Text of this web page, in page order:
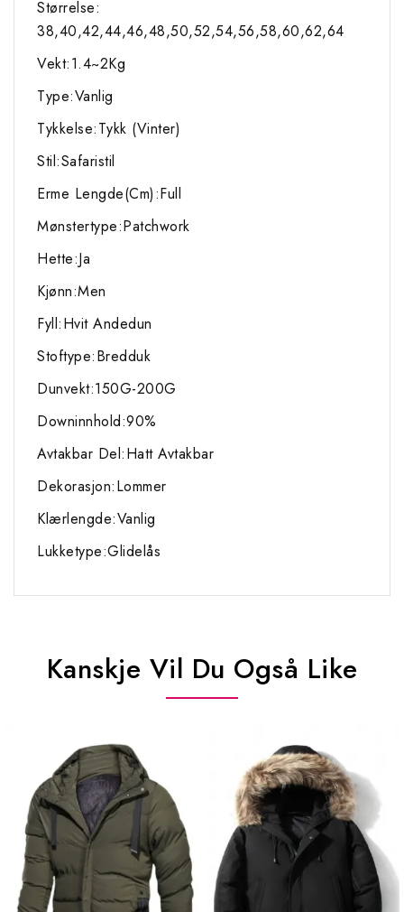
Størrelse:
38,40,42,44,46,48,50,52,54,56,58,60,62,64
Vekt:1.4~2Kg
Type:Vanlig
Tykkelse:Tykk (Vinter)
Stil:Safaristil
Erme Lengde(Cm):Full
Mønstertype:Patchwork
Hette:Ja
Kjønn:Men
Fyll:Hvit Andedun
Stoftype:Bredduk
Dunvekt:150G-200G
Downinnhold:90%
Avtakbar Del:Hatt Avtakbar
Dekorasjon:Lommer
Klærlengde:Vanlig
Lukketype:Glidelås
Kanskje Vil Du Også Like